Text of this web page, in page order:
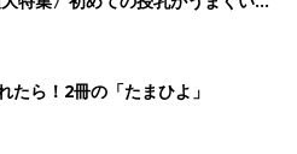
ルクの基本と夏のトラブル 解決テ
たら！2冊の「たまひよ」